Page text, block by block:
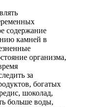
содержание
камней в
организма,
за
богатых
шоколад,
больше воды,